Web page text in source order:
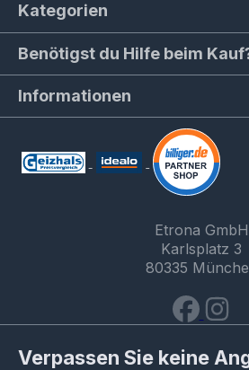
Kategorien
Benötigst du Hilfe beim
Informationen
Etrona GmbH
Karlsplatz 3
80335
Verpassen Sie keine